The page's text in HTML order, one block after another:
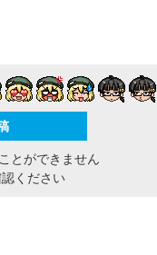
とができません
ください